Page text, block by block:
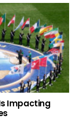
Impacting